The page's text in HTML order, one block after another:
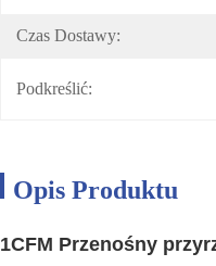
Czas Dostawy:
Podkreślić:
Opis Produktu
1CFM Przenośny